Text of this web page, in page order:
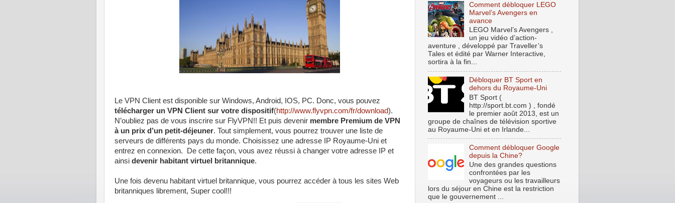
Le VPN Client est disponible sur Windows, Android, IOS, PC. Donc, vous pouvez
télécharger un VPN Client sur votre dispositif(http://www.flyvpn.com/fr/download).
N’oubliez pas de vous inscrire sur FlyVPN!! Et puis devenir membre Premium de VPN
à un prix d’un petit-déjeuner. Tout simplement, vous pourrez trouver une liste de
serveurs de différents pays du monde. Choisissez une adresse IP Royaume-Uni et
entrez en connexion. De cette façon, vous avez réussi à changer votre adresse IP et
ainsi devenir habitant virtuel britannique.
Une fois devenu habitant virtuel britannique, vous pourrez accéder à tous les sites Web
britanniques librement, Super cool!!!
Comment débloquer LEGO
Marvel’s Avengers en
avance
LEGO Marvel’s Avengers ,
un jeu vidéo d’action-
aventure , développé par Traveller’s
Tales et édité par Warner Interactive,
sortira à la fin...
Débloquer BT Sport en
dehors du Royaume-Uni
BT Sport (
http://sport.bt.com ) , fondé
le premier août 2013, est un
groupe de chaînes de télévision sportive
au Royaume-Uni et en Irlande...
Comment débloquer Google
depuis la Chine?
Une des grandes questions
confrontées par les
voyageurs ou les travailleurs
lors du séjour en Chine est la restriction
que le gouvernement ...